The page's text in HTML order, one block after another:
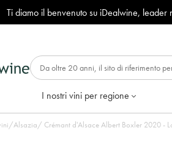
Ti diamo il benvenuto su iDealwine, leader
I nostri vini per regione
/Alsazia/ Crémant d'Alsace Albert Boxler 2020 -